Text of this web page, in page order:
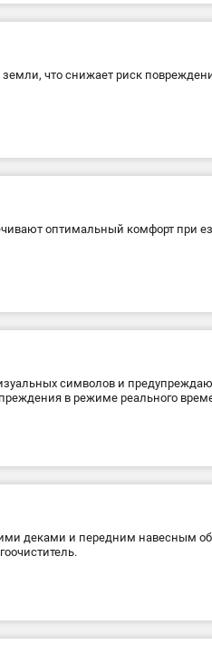
что снижает риск
оптимальный комфорт при
символов и
в режиме реального
деками и передним навесным